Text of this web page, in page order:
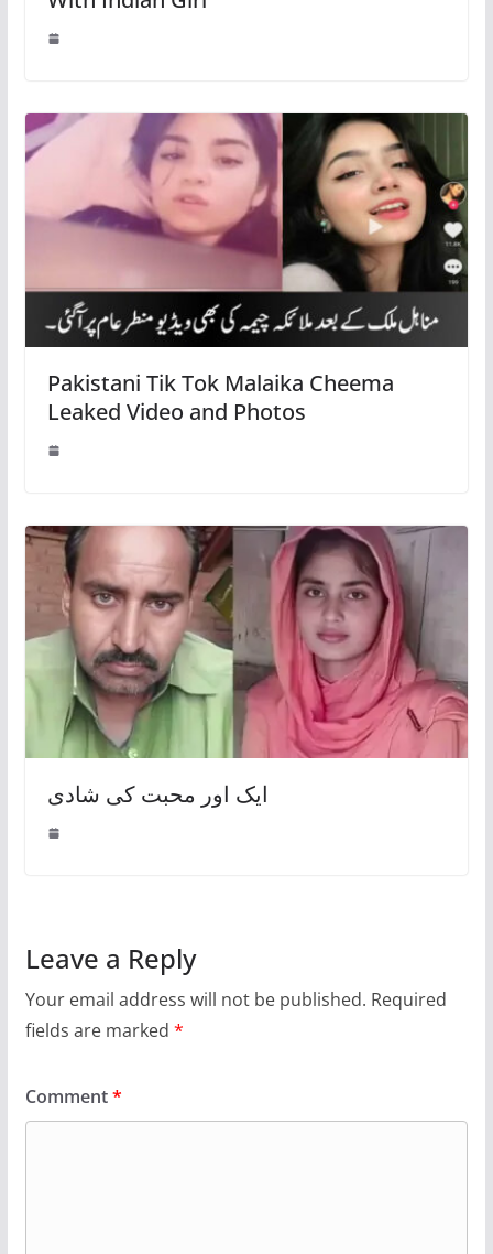
Pakistani Tik Tok Malaika Cheema
Leaked Video and Photos
ایک اور محبت کی شادی
Leave a Reply
Your email address will not be published. Required
fields are marked *
Comment*